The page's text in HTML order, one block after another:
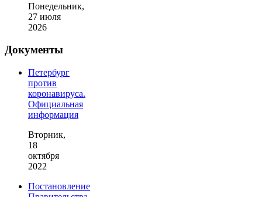
Понедельник,
27 июля
2026
Документы
Петербург
против
коронавируса.
Официальная
информация
Вторник,
18
октября
2022
Постановление